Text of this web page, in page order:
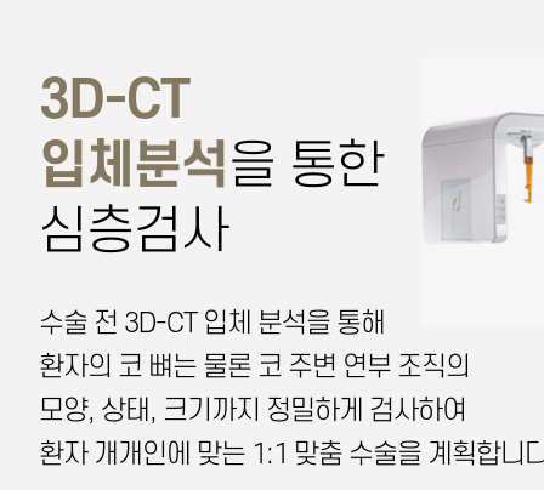
3D-CT
입체분석을 통한
심층검사
수술 전 3D-CT 입체 분석을 통해
환자의 코 뼈는 물론 코 주변 연부 조직의
모양, 상태, 크기까지 정밀하게 검사하여
환자 개개인에 맞는 1:1 맞춤 수술을 계획합니